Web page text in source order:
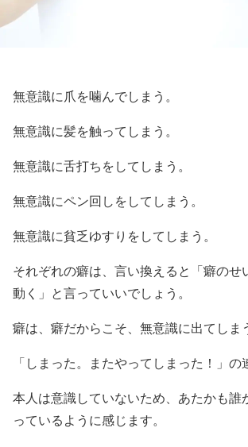
無意識に爪を噛んでしまう。
無意識に髪を触ってしまう。
無意識に舌打ちをしてしまう。
無意識にペン回しをしてしまう。
無意識に貧乏ゆすりをしてしまう。
それぞれの癖は、言い換えると「癖のせ
動く」と言っていいでしょう。
癖は、癖だからこそ、無意識に出てしま
「しまった。またやってしまった！」の
本人は意識していないため、あたかも誰
っているように感じます。